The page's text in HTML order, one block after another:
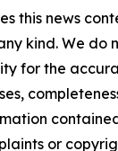
this news
kind. We do
for the
or